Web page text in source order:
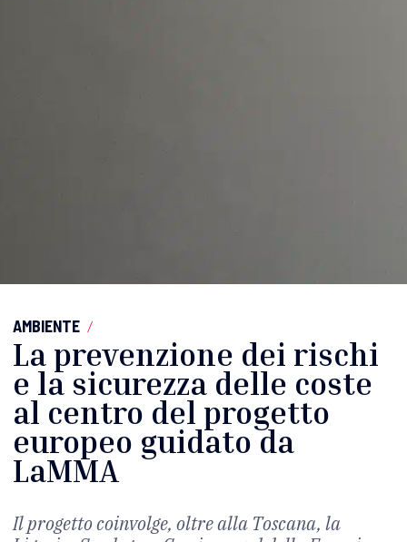
AMBIENTE /
La prevenzione dei rischi
e la sicurezza delle coste
al centro del progetto
europeo guidato da
LaMMA
Il progetto coinvolge, oltre alla Toscana, la